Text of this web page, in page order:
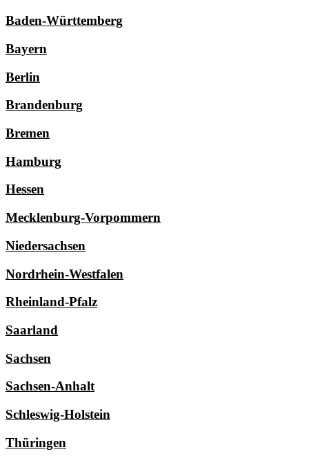
Baden-Württemberg
Bayern
Berlin
Brandenburg
Bremen
Hamburg
Hessen
Mecklenburg-Vorpommern
Niedersachsen
Nordrhein-Westfalen
Rheinland-Pfalz
Saarland
Sachsen
Sachsen-Anhalt
Schleswig-Holstein
Thüringen